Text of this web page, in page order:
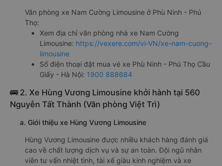
Văn phòng xe Nam Cường Limousine ở Phù Ninh - Phú
Thọ:
Xem địa chỉ văn phòng nhà xe Nam Cường
Limousine: https://vexere.com/vi-VN/xe-nam-cuong-
limousine
Số điện thoại đặt mua vé xe Phù Ninh - Phú Thọ Cầu
Giấy - Hà Nội: 1900 888684
🚌 2. Xe Hùng Vương Limousine khởi hành tại 560
Nguyễn Tất Thành (Văn phòng Việt Trì)
a. Giới thiệu xe Hùng Vương Limousine
Hùng Vương Limousine được nhiều khách hàng đánh giá
cao về chất lượng dịch vụ và sự an toàn. Đội ngũ nhân
viên tư vấn nhiệt tình, tài xế giàu kinh nghiệm và xe